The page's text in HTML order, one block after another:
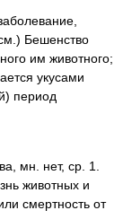
Бешенство
им животного;
укусами
период
мн. нет, ср. 1.
животных и
смертность от